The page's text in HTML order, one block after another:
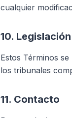
cualquier
10.
Estos Términos
los tribunales
11. Contacto